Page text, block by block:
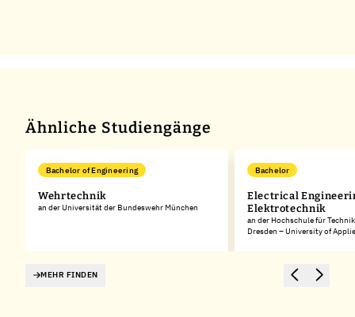
Ähnliche Studiengänge
Bachelor of Engineering
Wehrtechnik
an der Universität der Bundeswehr München
Bachelor
Electrical
Elektrotechnik
an der Hochschule für
Dresden – University of
MEHR FINDEN